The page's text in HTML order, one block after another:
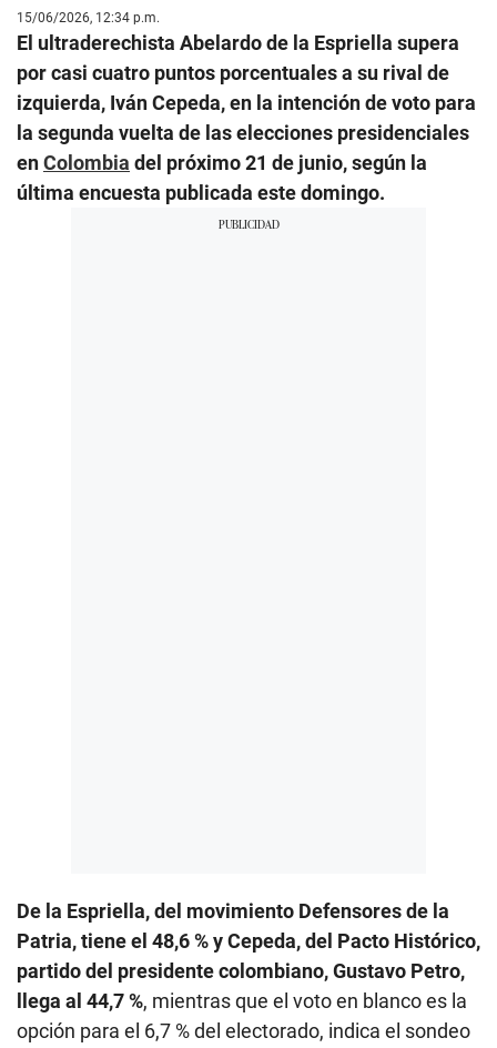
15/06/2026, 12:34 p.m.
El ultraderechista Abelardo de la Espriella supera
por casi cuatro puntos porcentuales a su rival de
izquierda, Iván Cepeda, en la intención de voto para
la segunda vuelta de las elecciones presidenciales
enColombia del próximo 21 de junio, según la
última encuesta publicada este domingo.
De la Espriella, del movimiento Defensores de la
Patria, tiene el 48,6 % y Cepeda, del Pacto Histórico,
partido del presidente colombiano, Gustavo Petro,
llega al 44,7 %, mientras que el voto en blanco es la
opción para el 6,7 % del electorado, indica el sondeo